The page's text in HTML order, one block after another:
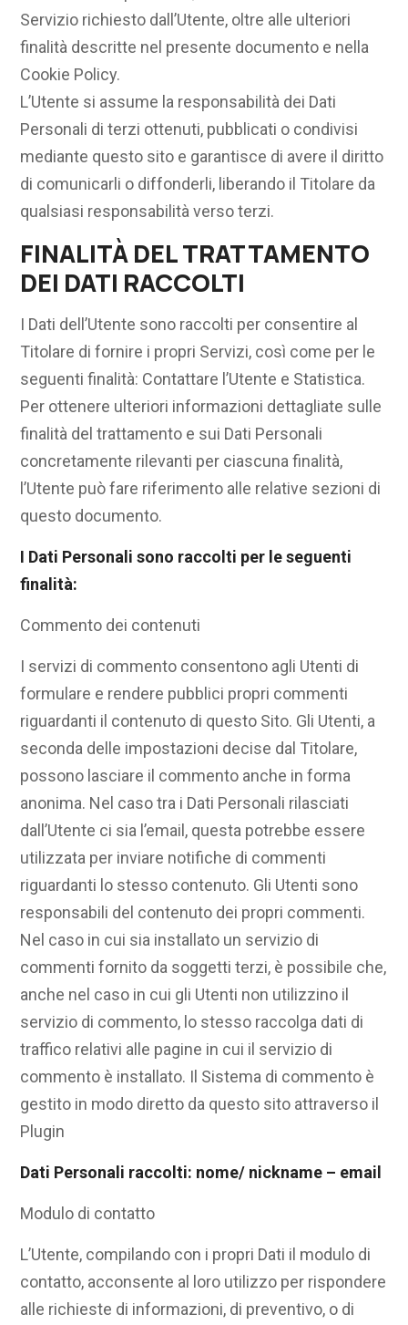
Servizio richiesto dall’Utente, oltre alle ulteriori
finalità descritte nel presente documento e nella
Cookie Policy.
L’Utente si assume la responsabilità dei Dati
Personali di terzi ottenuti, pubblicati o condivisi
mediante questo sito e garantisce di avere il diritto
di comunicarli o diffonderli, liberando il Titolare da
qualsiasi responsabilità verso terzi.
FINALITÀ DEL TRATTAMENTO
DEI DATI RACCOLTI
I Dati dell’Utente sono raccolti per consentire al
Titolare di fornire i propri Servizi, così come per le
seguenti finalità: Contattare l’Utente e Statistica.
Per ottenere ulteriori informazioni dettagliate sulle
finalità del trattamento e sui Dati Personali
concretamente rilevanti per ciascuna finalità,
l’Utente può fare riferimento alle relative sezioni di
questo documento.
I Dati Personali sono raccolti per le seguenti
finalità:
Commento dei contenuti
I servizi di commento consentono agli Utenti di
formulare e rendere pubblici propri commenti
riguardanti il contenuto di questo Sito. Gli Utenti, a
seconda delle impostazioni decise dal Titolare,
possono lasciare il commento anche in forma
anonima. Nel caso tra i Dati Personali rilasciati
dall’Utente ci sia l’email, questa potrebbe essere
utilizzata per inviare notifiche di commenti
riguardanti lo stesso contenuto. Gli Utenti sono
responsabili del contenuto dei propri commenti.
Nel caso in cui sia installato un servizio di
commenti fornito da soggetti terzi, è possibile che,
anche nel caso in cui gli Utenti non utilizzino il
servizio di commento, lo stesso raccolga dati di
traffico relativi alle pagine in cui il servizio di
commento è installato. Il Sistema di commento è
gestito in modo diretto da questo sito attraverso il
Plugin
Dati Personali raccolti: nome/ nickname – email
Modulo di contatto
L’Utente, compilando con i propri Dati il modulo di
contatto, acconsente al loro utilizzo per rispondere
alle richieste di informazioni, di preventivo, o di